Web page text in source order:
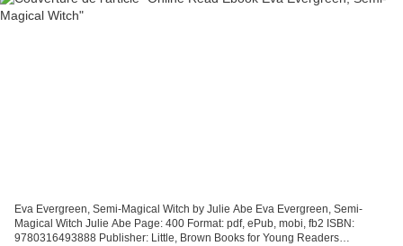
Eva Evergreen, Semi-Magical Witch by Julie Abe Eva Evergreen, Semi-
Magical Witch Julie Abe Page: 400 Format: pdf, ePub, mobi, fb2 ISBN:
9780316493888 Publisher: Little, Brown Books for Young Readers